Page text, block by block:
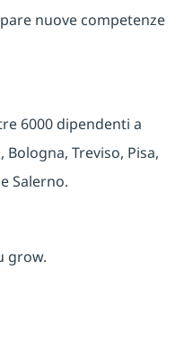
nuove competenze
6000 dipendenti a
Treviso, Pisa,
Salerno.
grow.